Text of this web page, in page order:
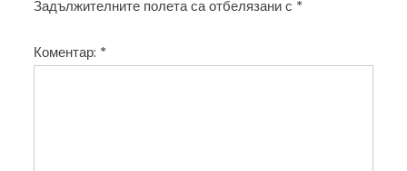
ц
я
Задължителните полета са отбелязани с *
Коментар: *